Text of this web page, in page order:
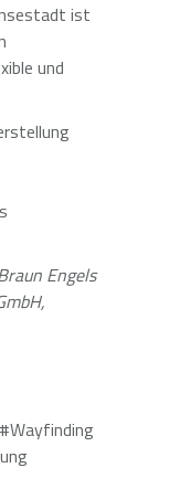
ist
und
Engels